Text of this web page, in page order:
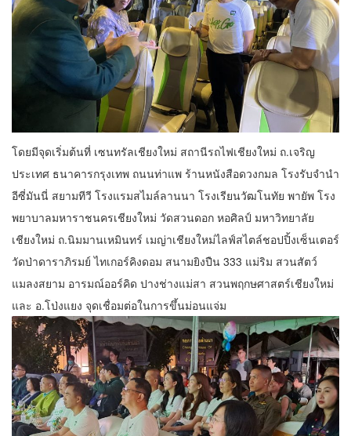
โดยมีจุดเริ่มต้นที่ เซนทรัลเชียงใหม่ สถานีรถไฟเชียงใหม่ ถ.เจริญ
ประเทศ ธนาคารกรุงเทพ ถนนท่าแพ ร้านหนังสือดวงกมล โรงรับจำนำ
อีซี่มันนี่ สยามทีวี โรงแรมสไมล์ลานนา โรงเรียนวัฒโนทัย พายัพ โรง
พยาบาลมหาราชนครเชียงใหม่ วัดสวนดอก หอศิลป์ มหาวิทยาลัย
เชียงใหม่ ถ.นิมมานเหมินทร์ เมญ่าเชียงใหม่ไลฟ์สไตล์ชอปปิ้งเซ็นเตอร์
วัดป่าดาราภิรมย์ ไทเกอร์คิงดอม สนามยิงปืน 333 แม่ริม สวนสัตว์
แมลงสยาม อารมณ์ออร์คิด ปางช่างแม่สา สวนพฤกษศาสตร์เชียงใหม่
และ อ.โป่งแยง จุดเชื่อมต่อในการขึ้นม่อนแจ่ม